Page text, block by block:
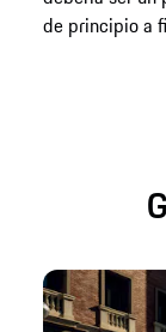
de principio a